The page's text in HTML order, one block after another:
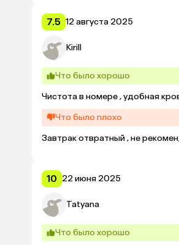
7.5 12 августа 2025
Kirill
Что было хорошо
Чистота в номере , удобная
Что было плохо
Завтрак отвратный , не
10 22 июня 2025
Tatyana
Что было хорошо